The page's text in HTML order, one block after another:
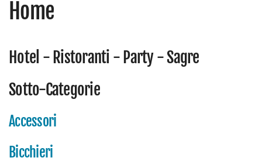
Home
Hotel - Ristoranti - Party - Sagre
Sotto-Categorie
Accessori
Bicchieri